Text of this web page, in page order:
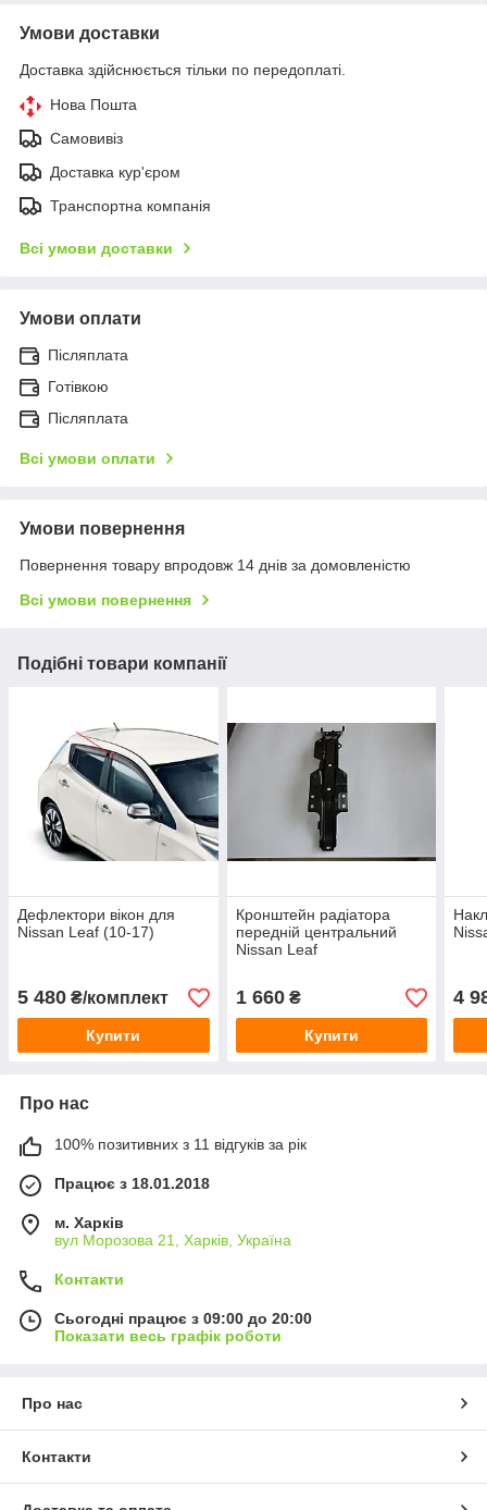
Умови доставки
Доставка здійснюється тільки по передоплаті.
Нова Пошта
Самовивіз
Доставка кур'єром
Транспортна компанія
Всі умови доставки
Умови оплати
Післяплата
Готівкою
Післяплата
Всі умови оплати
Умови повернення
Повернення товару впродовж 14 днів за домовленістю
Всі умови повернення
Подібні товари компанії
Дефлектори вікон для
Nissan Leaf (10-17)
5 480 ₴/комплект
Купити
Кронштейн радіатора
передній центральний
Nissan Leaf
1 660₴
Купити
4
Про нас
100% позитивних з 11 відгуків за рік
Працює з 18.01.2018
м. Харків
вул Морозова 21, Харків, Україна
Контакти
Сьогодні працює з 09:00 до 20:00
Показати весь графік роботи
Про нас
Контакти